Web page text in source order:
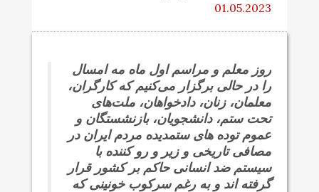
01.05.2023
روز معلم و مراسم اول ماه مه امسال
را در حالی برگزار می‌کنیم که کارگران،
معلمان، زنان، دادخواهان، ملت‌های
تحت ستم، دانشجویان، بازنشستگان و
عموم توده های ستمدیده مردم ایران در
مصافی تاریخی و زیر و رو کننده با
سیستم ضد انسانی حاکم بر کشور قرار
گرفته اند و به رغم سرکوب خونینی که